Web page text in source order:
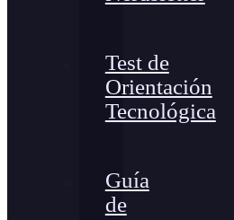
Test de
Orientación
Tecnológica
Guía
de